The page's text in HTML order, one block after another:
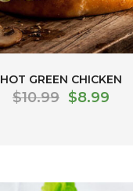
HOT GREEN CHICKEN
$10.99 $8.99